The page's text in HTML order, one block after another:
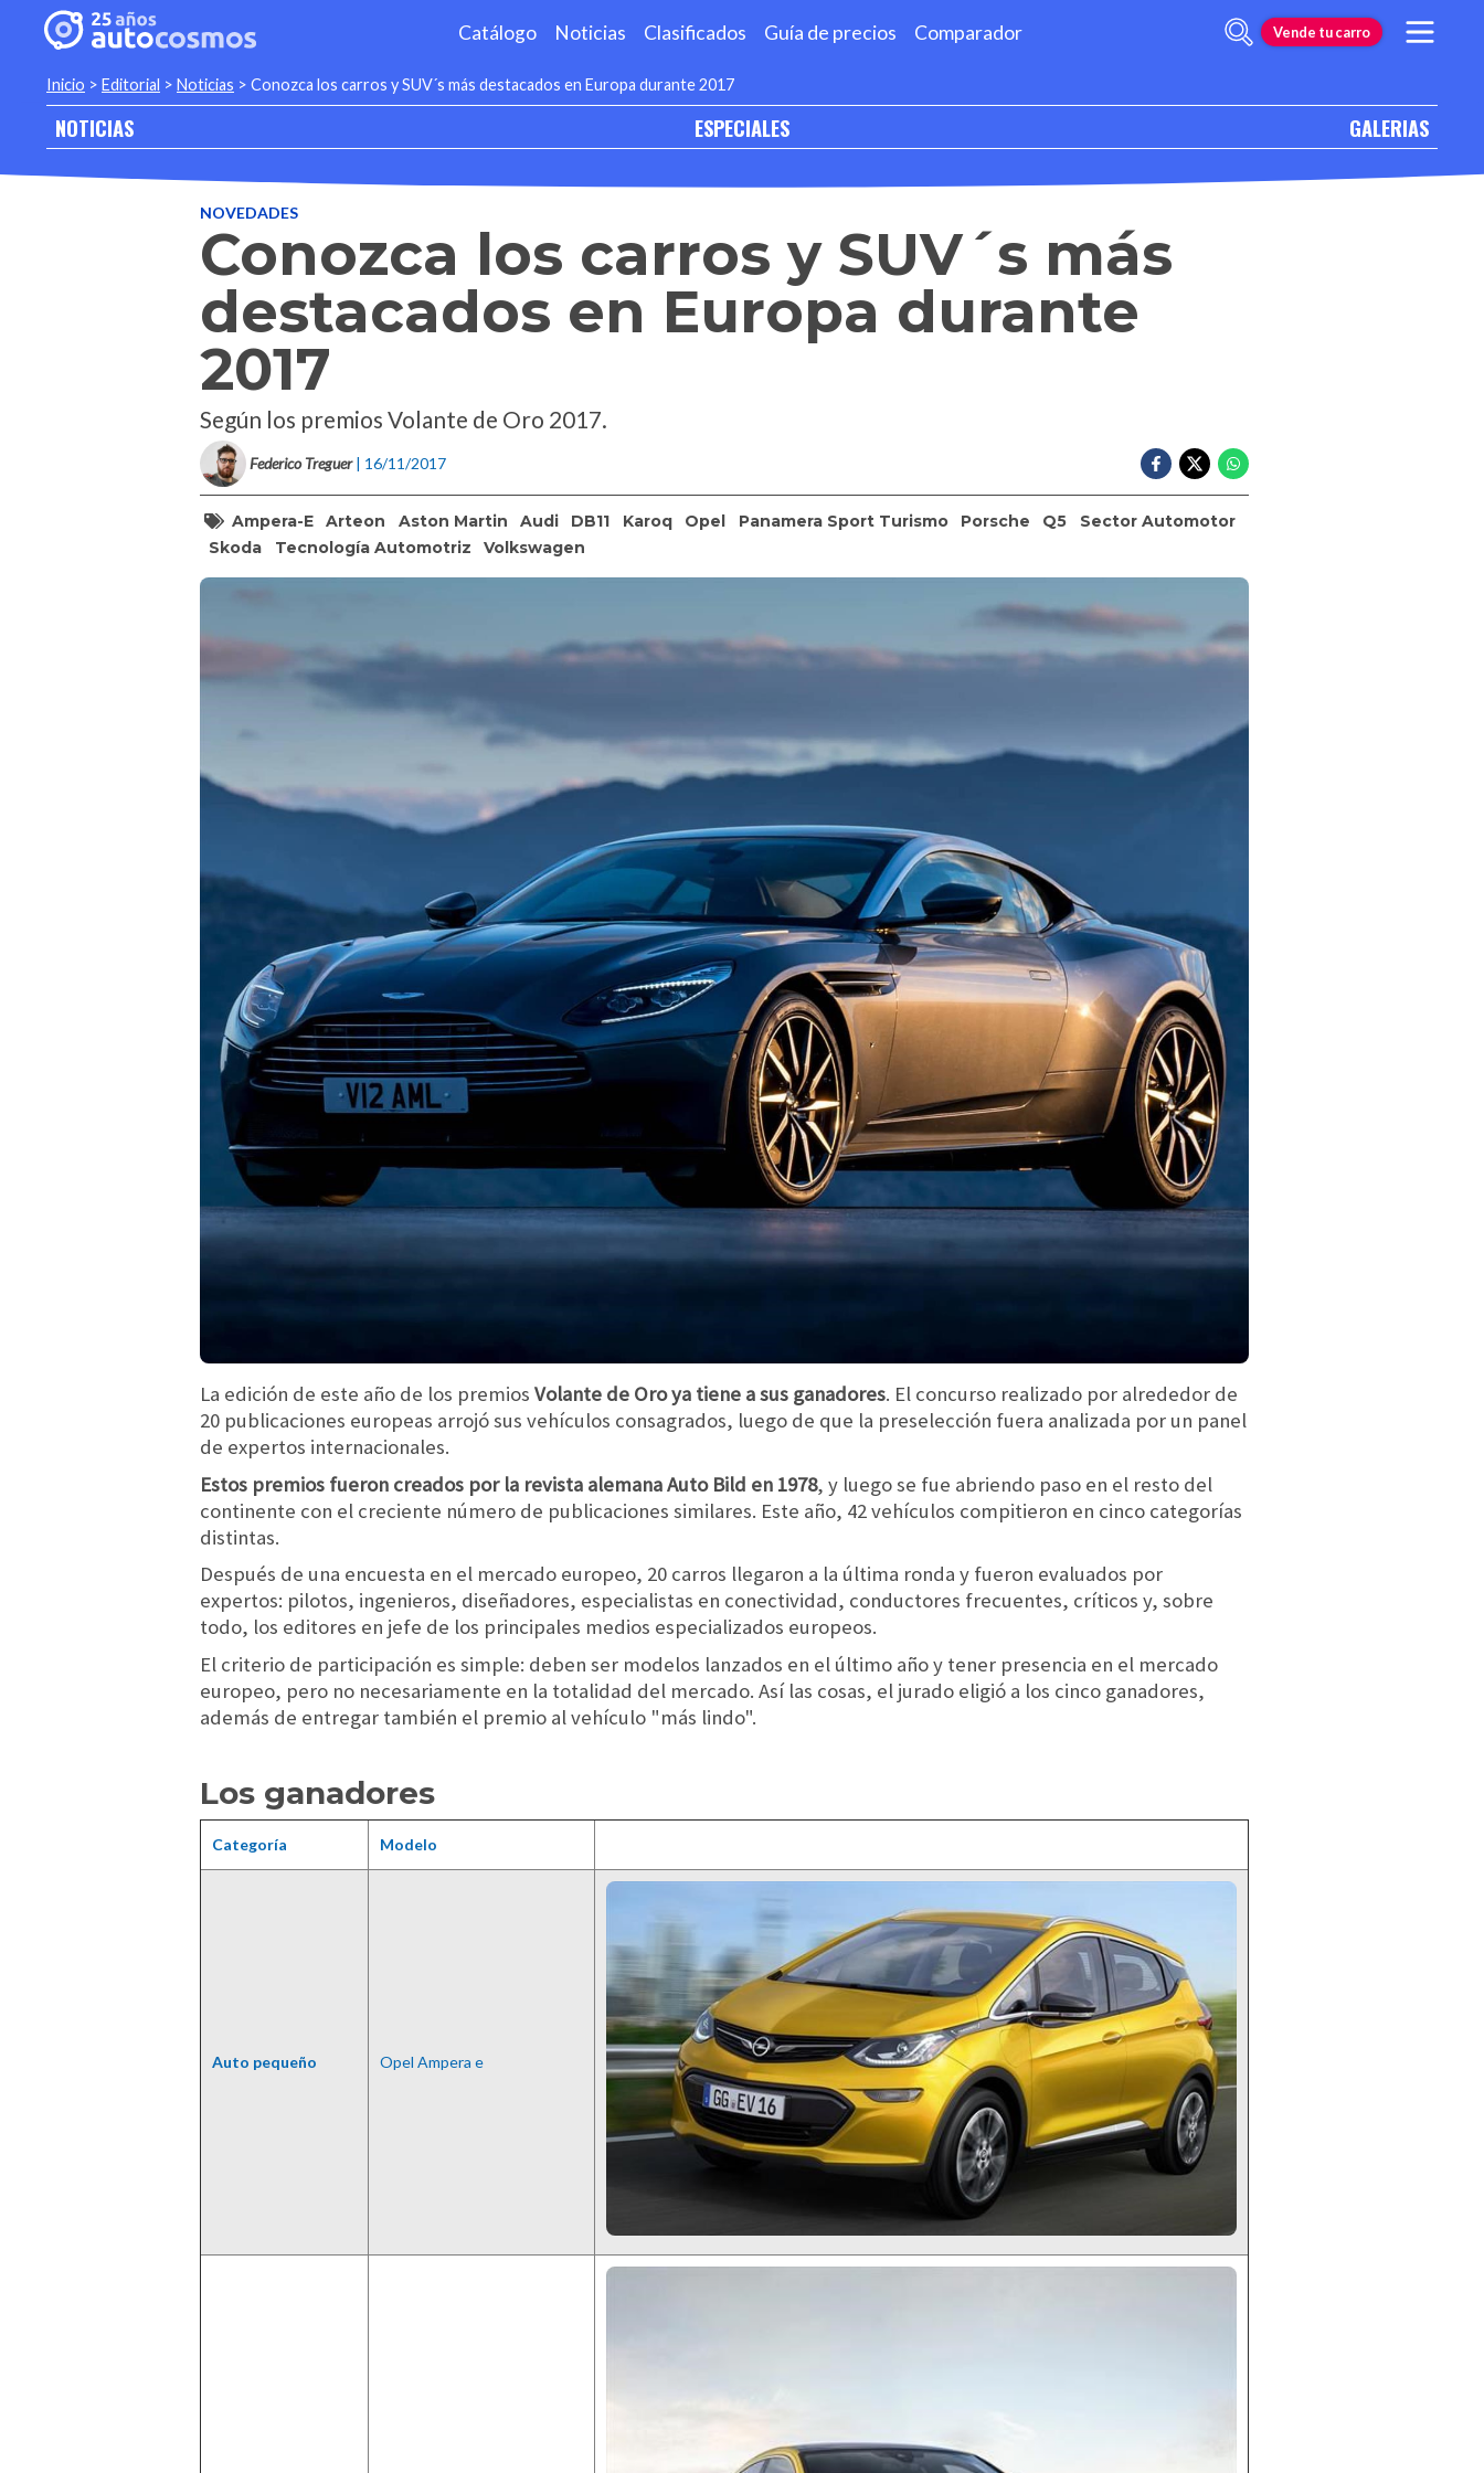
Catálogo Noticias Clasificados Guía de precios Comparador Vende tu carro
Inicio > Editorial > Noticias > Conozca los carros y SUV´s más destacados en Europa durante 2017
NOTICIAS ESPECIALES GALERIAS
NOVEDADES
Conozca los carros y SUV´s más
destacados en Europa durante
2017
Según los premios Volante de Oro 2017.
Federico Treguer | 16/11/2017
Ampera-E Arteon Aston Martin Audi DB11 Karoq Opel Panamera Sport Turismo Porsche Q5
Sector Automotor
Skoda
Tecnología Automotriz Volkswagen
La edición de este año de los premios Volante de Oro ya tiene a sus ganadores. El concurso realizado por alrededor de
20 publicaciones europeas arrojó sus vehículos consagrados, luego de que la preselección fuera analizada por un panel
de expertos internacionales.
Estos premios fueron creados por la revista alemana Auto Bild en 1978, y luego se fue abriendo paso en el resto del
continente con el creciente número de publicaciones similares. Este año, 42 vehículos compitieron en cinco categorías
distintas.
Después de una encuesta en el mercado europeo, 20 carros llegaron a la última ronda y fueron evaluados por
expertos: pilotos, ingenieros, diseñadores, especialistas en conectividad, conductores frecuentes, críticos y, sobre
todo, los editores en jefe de los principales medios especializados europeos.
El criterio de participación es simple: deben ser modelos lanzados en el último año y tener presencia en el mercado
europeo, pero no necesariamente en la totalidad del mercado. Así las cosas, el jurado eligió a los cinco ganadores,
además de entregar también el premio al vehículo "más lindo".
Los ganadores
Categoría Modelo
Auto pequeño Opel Ampera e